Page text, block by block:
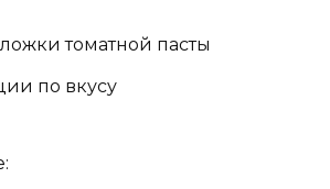
томатной пасты
по вкусу